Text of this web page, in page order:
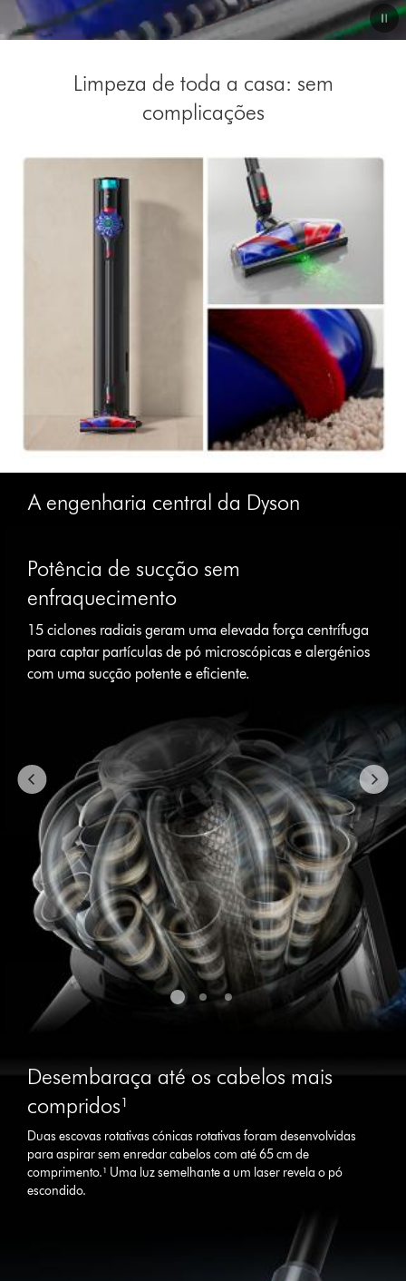
Limpeza de toda a casa: sem
complicações
A engenharia central da Dyson
Potência de sucção sem
enfraquecimento
15 ciclones radiais geram uma elevada força centrífuga
para captar partículas de pó microscópicas e alergénios
com uma sucção potente e eficiente.
Desembaraça até os cabelos mais
compridos¹
Duas escovas rotativas cónicas rotativas foram desenvolvidas
para aspirar sem enredar cabelos com até 65 cm de
comprimento.¹ Uma luz semelhante a um laser revela o pó
escondido.